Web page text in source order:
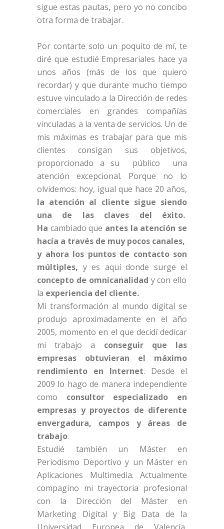
sigue estas pautas, pero yo no concibo
otra forma de trabajar.
Por contarte solo un poquito de mí, te
diré que estudié Empresariales hace ya
unos años (más de los que quiero
recordar) y que durante mucho tiempo
estuve vinculado a la Dirección de redes
comerciales en grandes compañías
vinculadas a la venta de servicios. Un de
mis máximas es trabajar para que mis
clientes consigan sus objetivos,
proporcionado a su público una
atención excepcional. Porque no lo
olvidemos: hoy, igual que hace 20 años,
la atención al cliente sigue siendo
una de las claves del éxito.
Ha cambiado que antes la atención se
hacía a través de muy pocos canales,
y ahora los puntos de contacto son
múltiples, y es aquí donde surge el
concepto de omnicanalidad y con ello
la experiencia del cliente.
Mi transformación al mundo digital se
produjo aproximadamente en el año
2005, momento en el que decidí dedicar
mi trabajo a conseguir que las
empresas obtuvieran el máximo
rendimiento en Internet. Desde el
2009 lo hago de manera independiente
como consultor especializado en
empresas y proyectos de diferente
envergadura, campos y áreas de
trabajo.
Estudié también un Máster en
Periodismo Deportivo y un Máster en
Aplicaciones Multimedia. Actualmente
compagino mi trayectoria profesional
con la Dirección del Máster en
Marketing Digital y Big Data de la